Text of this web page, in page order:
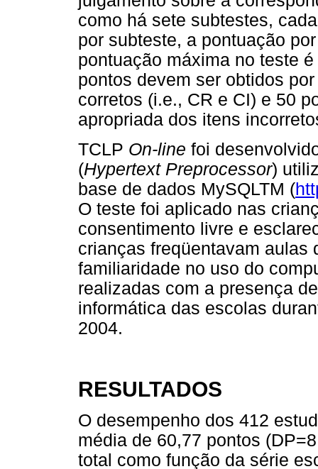
como há sete subtestes,
por subteste, a pontuação
pontuação máxima no teste
pontos devem ser obtidos
corretos (i.e., CR e CI) e 50
apropriada dos itens
TCLP On-line foi
(Hypertext Preprocessor)
base de dados MySQLTM (
O teste foi aplicado nas
consentimento livre e
crianças freqüentavam aulas
familiaridade no uso do
realizadas com a presença
informática das escolas
2004.
RESULTADOS
O desempenho dos 412
média de 60,77 pontos
total como função da série